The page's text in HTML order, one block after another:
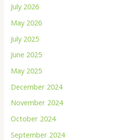
July 2026
May 2026
July 2025
June 2025
May 2025
December 2024
November 2024
October 2024
September 2024